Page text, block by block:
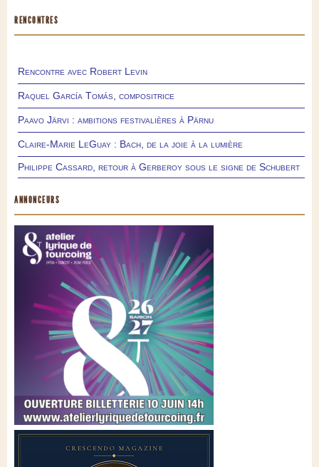
RENCONTRES
Rencontre avec Robert Levin
Raquel García Tomás, compositrice
Paavo Järvi : ambitions festivalières à Pärnu
Claire-Marie LeGuay : Bach, de la joie à la lumière
Philippe Cassard, retour à Gerberoy sous le signe de Schubert
ANNONCEURS